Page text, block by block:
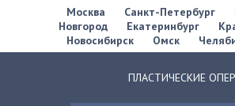
Москва Санкт-Петербург
Новгород
Екатеринбург
Новосибирск
Омск
ПЛАСТИЧЕСКИЕ